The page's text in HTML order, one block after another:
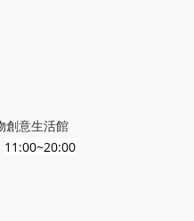
創意生活館
11:00~20:00